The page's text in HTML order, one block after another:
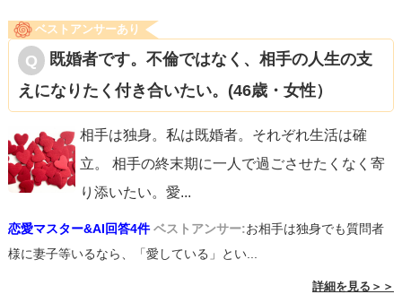
ベストアンサーあり
既婚者です。不倫ではなく、相手の人生の支
えになりたく付き合いたい。(46歳・女性）
相手は独身。私は既婚者。それぞれ生活は確
立。 相手の終末期に一人で過ごさせたくなく寄
り添いたい。愛...
恋愛マスター&AI回答4件 ベストアンサー:お相手は独身でも質問者
様に妻子等いるなら、「愛している」とい...
詳細を見る＞＞